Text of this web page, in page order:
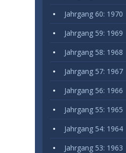
Jahrgang 60: 1970
Jahrgang 59: 1969
Jahrgang 58: 1968
Jahrgang 57: 1967
Jahrgang 56: 1966
Jahrgang 55: 1965
Jahrgang 54: 1964
Jahrgang 53: 1963